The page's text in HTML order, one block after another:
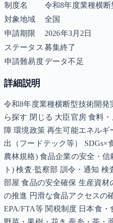
制度名
令和8年度業種横
対象地域
全国
申請期限
2026年3月2日
ステータス 募集終了
申請難易度データ不足
詳細説明
令和8年度業種横断型技術開
ら探す 閉じる 大臣官房 食料
障 環境政策 再生可能エネル
出（フードテック等）
農林規格) 食品企業の安全・信
ト) 検査·監察部 訓令・通知
部屋 食品の安全確保 生産資
の推進 円滑な食品アクセスの
EPA/FTA等 関税制度 日本食